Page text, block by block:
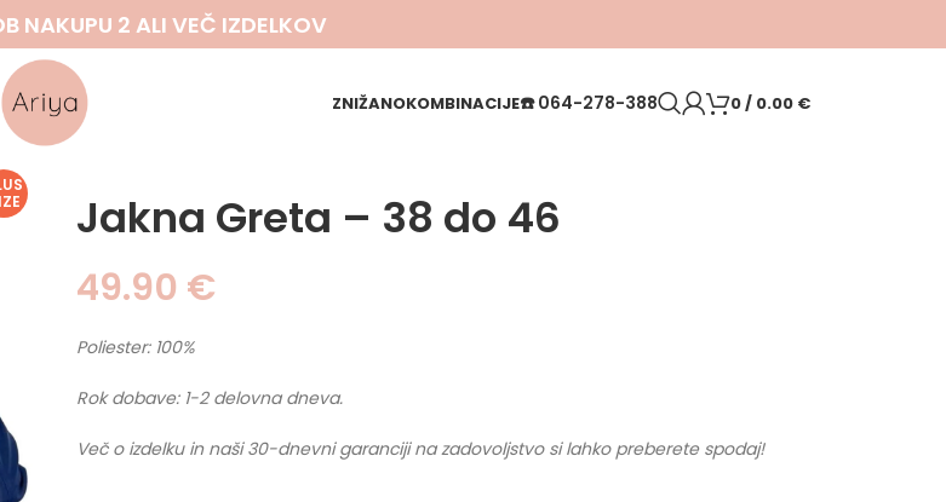
NAKUPU 2 ALI VEČ IZDELKOV
ZNIŽANOKOMBINACIJE☎️064-278-388 0/ 0.00 €
Jakna Greta – 38 do 46
49.90 €
Poliester: 100%
Rok dobave: 1-2 delovna dneva.
Več o izdelku in naši 30-dnevni garanciji na zadovoljstvo si lahko preberete spodaj!